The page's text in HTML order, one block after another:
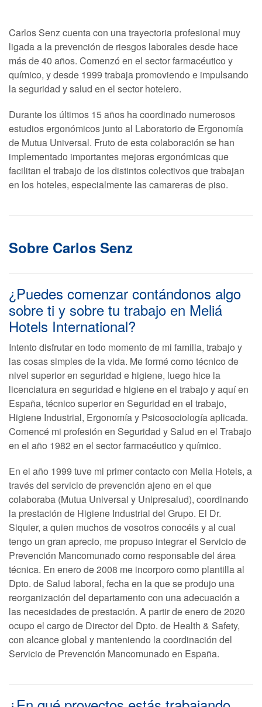
Carlos Senz cuenta con una trayectoria profesional muy
ligada a la prevención de riesgos laborales desde hace
más de 40 años. Comenzó en el sector farmacéutico y
químico, y desde 1999 trabaja promoviendo e impulsando
la seguridad y salud en el sector hotelero.
Durante los últimos 15 años ha coordinado numerosos
estudios ergonómicos junto al Laboratorio de Ergonomía
de Mutua Universal. Fruto de esta colaboración se han
implementado importantes mejoras ergonómicas que
facilitan el trabajo de los distintos colectivos que trabajan
en los hoteles, especialmente las camareras de piso.
Sobre Carlos Senz
¿Puedes comenzar contándonos algo
sobre ti y sobre tu trabajo en Meliá
Hotels International?
Intento disfrutar en todo momento de mi familia, trabajo y
las cosas simples de la vida. Me formé como técnico de
nivel superior en seguridad e higiene, luego hice la
licenciatura en seguridad e higiene en el trabajo y aquí en
España, técnico superior en Seguridad en el trabajo,
Higiene Industrial, Ergonomía y Psicosociología aplicada.
Comencé mi profesión en Seguridad y Salud en el Trabajo
en el año 1982 en el sector farmacéutico y químico.
En el año 1999 tuve mi primer contacto con Melia Hotels, a
través del servicio de prevención ajeno en el que
colaboraba (Mutua Universal y Unipresalud), coordinando
la prestación de Higiene Industrial del Grupo. El Dr.
Siquier, a quien muchos de vosotros conocéis y al cual
tengo un gran aprecio, me propuso integrar el Servicio de
Prevención Mancomunado como responsable del área
técnica. En enero de 2008 me incorporo como plantilla al
Dpto. de Salud laboral, fecha en la que se produjo una
reorganización del departamento con una adecuación a
las necesidades de prestación. A partir de enero de 2020
ocupo el cargo de Director del Dpto. de Health & Safety,
con alcance global y manteniendo la coordinación del
Servicio de Prevención Mancomunado en España.